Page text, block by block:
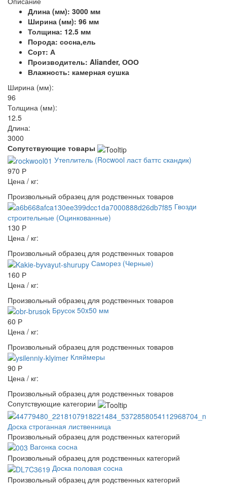
Длина (мм): 3000 мм
Ширина (мм): 96 мм
Толщина: 12.5 мм
Порода: сосна,ель
Сорт: А
Производитель: Aliander, ООО
Влажность: камерная сушка
Ширина (мм):
96
Толщина (мм):
12.5
Длина:
3000
Сопутствующие товары
Утеплитель (Rocwool ласт баттс скандик)
970 Р
Цена / кг:
Произвольный образец для родственных товаров
Гвозди
строительные (Оцинкованные)
130 Р
Цена / кг:
Произвольный образец для родственных товаров
Саморез (Черные)
160 Р
Цена / кг:
Произвольный образец для родственных товаров
Брусок 50x50 мм
60 Р
Цена / кг:
Произвольный образец для родственных товаров
Кляймеры
90 Р
Цена / кг:
Произвольный образец для родственных товаров
Сопутствующие категории
Доска строганная лиственница
Произвольный образец для родственных категорий
Вагонка сосна
Произвольный образец для родственных категорий
Доска половая сосна
Произвольный образец для родственных категорий